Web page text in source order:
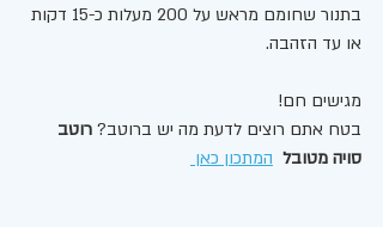
בתנור שחומם מראש על 200 מעלות כ-15 דקות
או עד הזהבה.
מגישים חם!
בטח אתם רוצים לדעת מה יש ברוטב? רוטב
סויה מטובל המתכון כאן